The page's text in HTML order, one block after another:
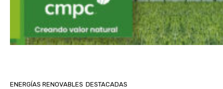
ENERGÍAS RENOVABLES DESTACADAS